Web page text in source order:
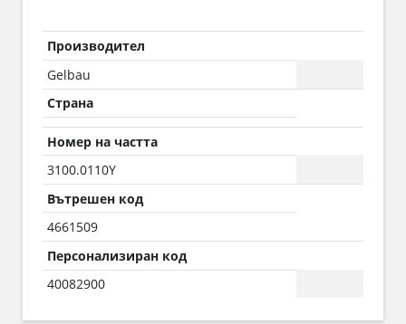
Производител
Gelbau
Страна
Номер на частта
3100.0110Y
Вътрешен код
4661509
Персонализиран код
40082900